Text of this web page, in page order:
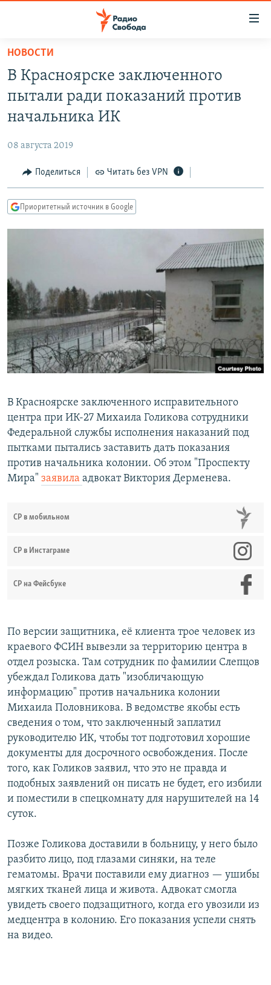
упрощенного
доступа
основному
Вернутся
Вернутся
ПОДКАСТЫ
АВТОРСКИЕ ПРОЕКТЫ
МНЕНИЯ
КУЛЬТУРА
КАВКАЗ.РЕАЛИИ
РАСПИСАНИЕ ВЕЩАНИЯ
ПОДПИШИТЕСЬ НА РАССЫЛКУ
СОЦИАЛЬНЫЕ СЕТИ
Все сайты РСЕ/РС
НОВОСТИ
В Красноярске заключенного
пытали ради показаний против
начальника ИК
08 августа 2019
Поделиться Читать без VPN
Приоритетный источник в Google
В Красноярске заключенного исправительного
центра при ИК-27 Михаила Голикова сотрудники
Федеральной службы исполнения наказаний под
пытками пытались заставить дать показания
против начальника колонии. Об этом "Проспекту
Мира" заявила адвокат Виктория Дерменева.
СР в мобильном
СР в Инстаграме
СР на Фейсбуке
По версии защитника, её клиента трое человек из
краевого ФСИН вывезли за территорию центра в
отдел розыска. Там сотрудник по фамилии Слепцов
убеждал Голикова дать "изобличающую
информацию" против начальника колонии
Михаила Половникова. В ведомстве якобы есть
сведения о том, что заключенный заплатил
руководителю ИК, чтобы тот подготовил хорошие
документы для досрочного освобождения. После
того, как Голиков заявил, что это не правда и
подобных заявлений он писать не будет, его избили
и поместили в спецкомнату для нарушителей на 14
суток.
Позже Голикова доставили в больницу, у него было
разбито лицо, под глазами синяки, на теле
гематомы. Врачи поставили ему диагноз — ушибы
мягких тканей лица и живота. Адвокат смогла
увидеть своего подзащитного, когда его увозили из
медцентра в колонию. Его показания успели снять
на видео.